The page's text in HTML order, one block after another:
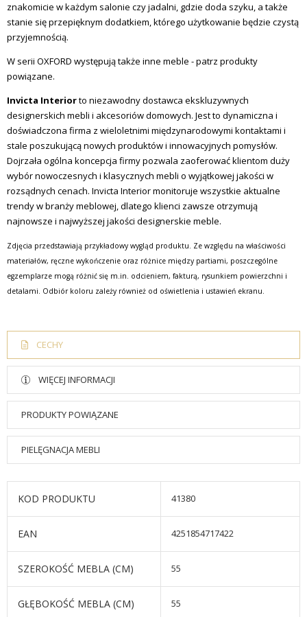
znakomicie w każdym salonie czy jadalni, gdzie doda szyku, a także
stanie się przepięknym dodatkiem, którego użytkowanie będzie czystą
przyjemnością.
W serii OXFORD występują także inne meble - patrz produkty
powiązane.
Invicta Interiorto niezawodny dostawca ekskluzywnych
designerskich mebli i akcesoriów domowych. Jest to dynamiczna i
doświadczona firma z wieloletnimi międzynarodowymi kontaktami i
stale poszukującą nowych produktów i innowacyjnych pomysłów.
Dojrzała ogólna koncepcja firmy pozwala zaoferować klientom duży
wybór nowoczesnych i klasycznych mebli o wyjątkowej jakości w
rozsądnych cenach. Invicta Interior monitoruje wszystkie aktualne
trendy w branży meblowej, dlatego klienci zawsze otrzymują
najnowsze i najwyższej jakości designerskie meble.
Zdjęcia przedstawiają przykładowy wygląd produktu. Ze względu na właściwości
materiałów, ręczne wykończenie oraz różnice między partiami, poszczególne
egzemplarze mogą różnić się m.in. odcieniem, fakturą, rysunkiem powierzchni i
detalami. Odbiór koloru zależy również od oświetlenia i ustawień ekranu.
CECHY
WIĘCEJ INFORMACJI
PRODUKTY POWIĄZANE
PIELĘGNACJA MEBLI
KOD PRODUKTU 41380
EAN 4251854717422
SZEROKOŚĆ MEBLA (CM) 55
GŁĘBOKOŚĆ MEBLA (CM) 55